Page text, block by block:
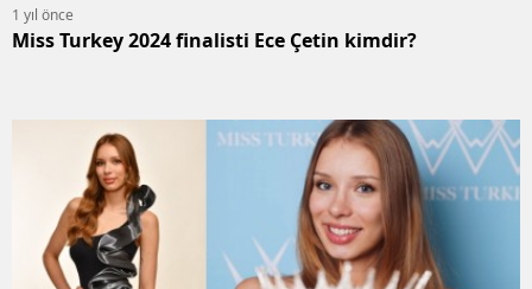
1 yıl önce
Miss Turkey 2024 finalisti Ece Çetin kimdir?